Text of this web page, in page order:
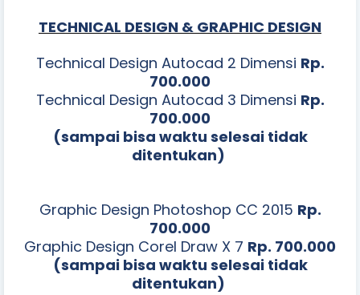
TECHNICAL DESIGN & GRAPHIC DESIGN
Technical Design Autocad 2 Dimensi Rp.
700.000
Technical Design Autocad 3 Dimensi Rp.
700.000
(sampai bisa waktu selesai tidak
ditentukan)
Graphic Design Photoshop CC 2015 Rp.
700.000
Graphic Design Corel Draw X 7 Rp. 700.000
(sampai bisa waktu selesai tidak
ditentukan)